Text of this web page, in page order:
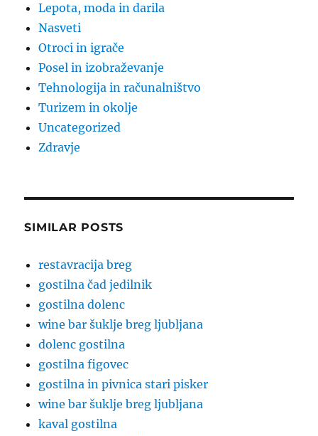
Lepota, moda in darila
Nasveti
Otroci in igrače
Posel in izobraževanje
Tehnologija in računalništvo
Turizem in okolje
Uncategorized
Zdravje
SIMILAR POSTS
restavracija breg
gostilna čad jedilnik
gostilna dolenc
wine bar šuklje breg ljubljana
dolenc gostilna
gostilna figovec
gostilna in pivnica stari pisker
wine bar šuklje breg ljubljana
kaval gostilna